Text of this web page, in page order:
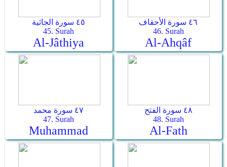
٤٥ سورة الجاثية
45. Surah
Al-Jâthiya
٤٦ سورة الأحقاف
46. Surah
Al-Ahqâf
٤٧ سورة محمد
47. Surah
Muhammad
٤٨ سورة الفتح
48. Surah
Al-Fath